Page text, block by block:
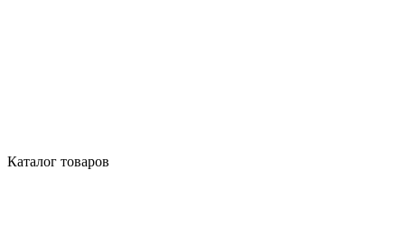
Каталог товаров